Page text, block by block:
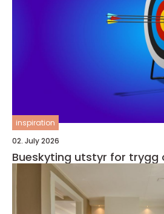
inspiration
02. July 2026
Bueskyting utstyr for trygg